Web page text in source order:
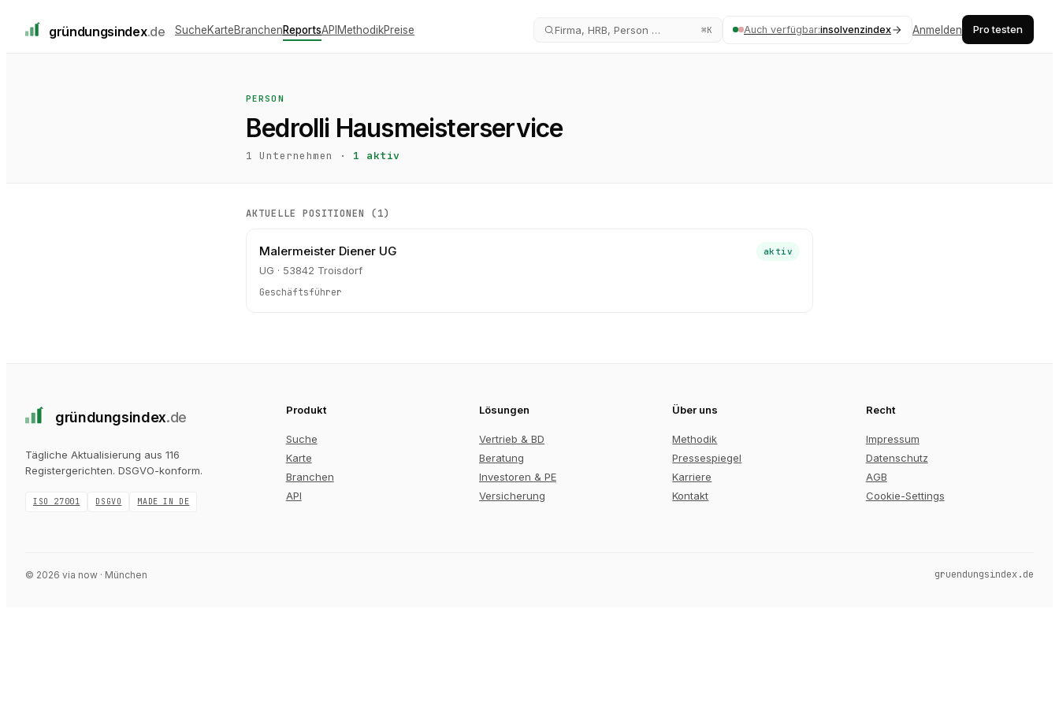
gründungsindex.de SucheKarteBranchenReportsAPIMethodikPreise Firma, HRB, Person … ⌘K Auch verfügbar:insolvenzindex Anmelden Pro testen
PERSON
Bedrolli Hausmeisterservice
1 Unternehmen · 1 aktiv
AKTUELLE POSITIONEN (1)
Malermeister Diener UG
UG · 53842 Troisdorf
aktiv
Geschäftsführer
gründungsindex.de
Tägliche Aktualisierung aus 116
Registergerichten. DSGVO-konform.
ISO 27001 DSGVO MADE IN DE
Produkt
Suche
Karte
Branchen
API
Lösungen
Vertrieb & BD
Beratung
Investoren & PE
Versicherung
Über uns
Methodik
Pressespiegel
Karriere
Kontakt
Recht
Impressum
Datenschutz
AGB
Cookie-Settings
© 2026 via now · München gruendungsindex.de